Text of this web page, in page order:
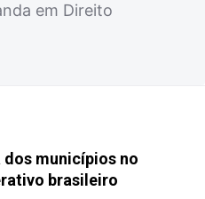
em Direito
municípios no
brasileiro